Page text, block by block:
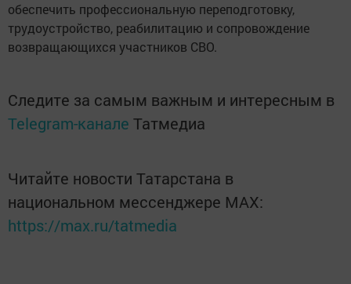
обеспечить профессиональную переподготовку,
трудоустройство, реабилитацию и сопровождение
возвращающихся участников СВО.
Следите за самым важным и интересным в
Telegram-канале Татмедиа
Читайте новости Татарстана в
национальном мессенджере MАХ:
https://max.ru/tatmedia